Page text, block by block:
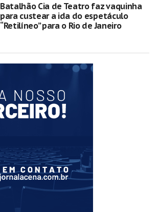
Batalhão Cia de Teatro faz vaquinha
para custear a ida do espetáculo
“Retilíneo” para o Rio de Janeiro